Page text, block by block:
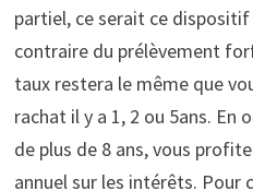
partiel, ce serait ce dispositif
contraire du prélèvement
taux restera le même que
rachat il y a 1, 2 ou 5ans.
de plus de 8 ans, vous
annuel sur les intérêts. Pour